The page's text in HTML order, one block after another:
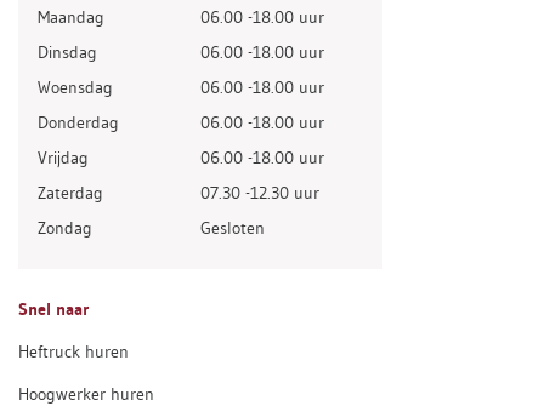
Maandag
06.00 -18.00 uur
Dinsdag
06.00 -18.00 uur
Woensdag
06.00 -18.00 uur
Donderdag
06.00 -18.00 uur
Vrijdag
06.00 -18.00 uur
Zaterdag
07.30 -12.30 uur
Zondag
Gesloten
Snel naar
Heftruck huren
Hoogwerker huren